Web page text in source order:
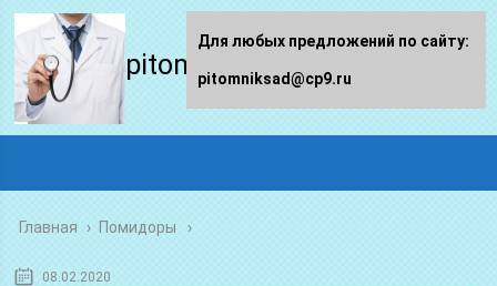
pitomniksad.ru
Главная › Помидоры
08.02.2020
Для любых предложений по сайту:
pitomniksad@cp9.ru